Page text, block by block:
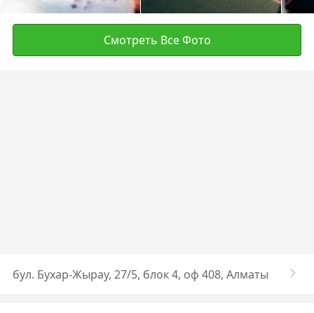
Смотреть Все Фото
бул. Бухар-Жырау, 27/5, блок 4, оф 408, Алматы